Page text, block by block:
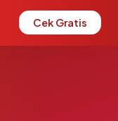
Cek Gratis